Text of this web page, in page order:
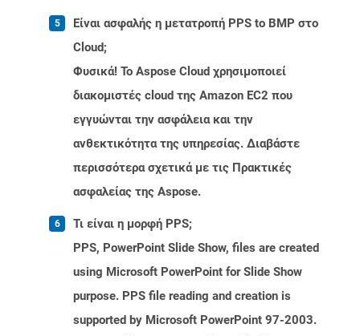
Είναι ασφαλής η μετατροπή PPS to BMP στο
Cloud;
Φυσικά! Το Aspose Cloud χρησιμοποιεί
διακομιστές cloud της Amazon EC2 που
εγγυώνται την ασφάλεια και την
ανθεκτικότητα της υπηρεσίας. Διαβάστε
περισσότερα σχετικά με τις Πρακτικές
ασφαλείας της Aspose.
Τι είναι η μορφή PPS;
PPS, PowerPoint Slide Show, files are created
using Microsoft PowerPoint for Slide Show
purpose. PPS file reading and creation is
supported by Microsoft PowerPoint 97-2003.